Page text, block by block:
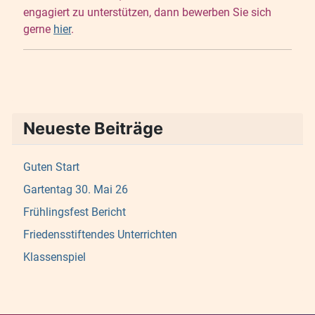
engagiert zu unterstützen, dann bewerben Sie sich
gerne hier.
Neueste Beiträge
Guten Start
Gartentag 30. Mai 26
Frühlingsfest Bericht
Friedensstiftendes Unterrichten
Klassenspiel